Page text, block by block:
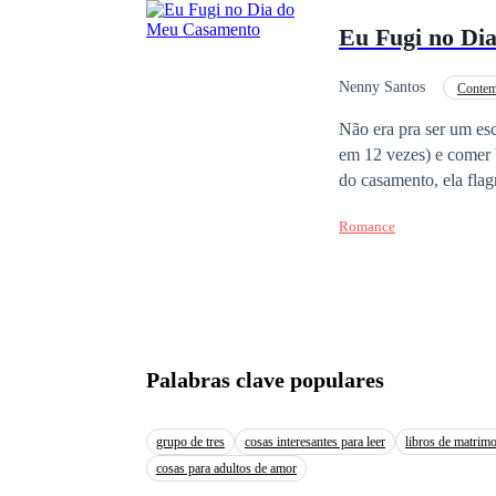
forma única.
Eu Fugi no
Nenny Santos
Não era pra ser um
em 12 vezes) e
do casamento, ela
Cancelou o
que ninguém
voz de cafajeste culto e humor de porta
veladas, encontros
plot twist que
Romance
Palabras clave populares
grupo de tres cosas interesantes para leer libros de
cosas para adultos de amor